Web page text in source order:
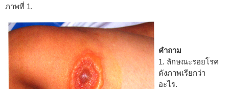
ภาพที่ 1.
คำถาม
1. ลักษณะรอยโรค
ดังภาพเรียกว่า
อะไร.